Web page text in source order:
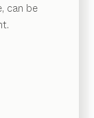
can be